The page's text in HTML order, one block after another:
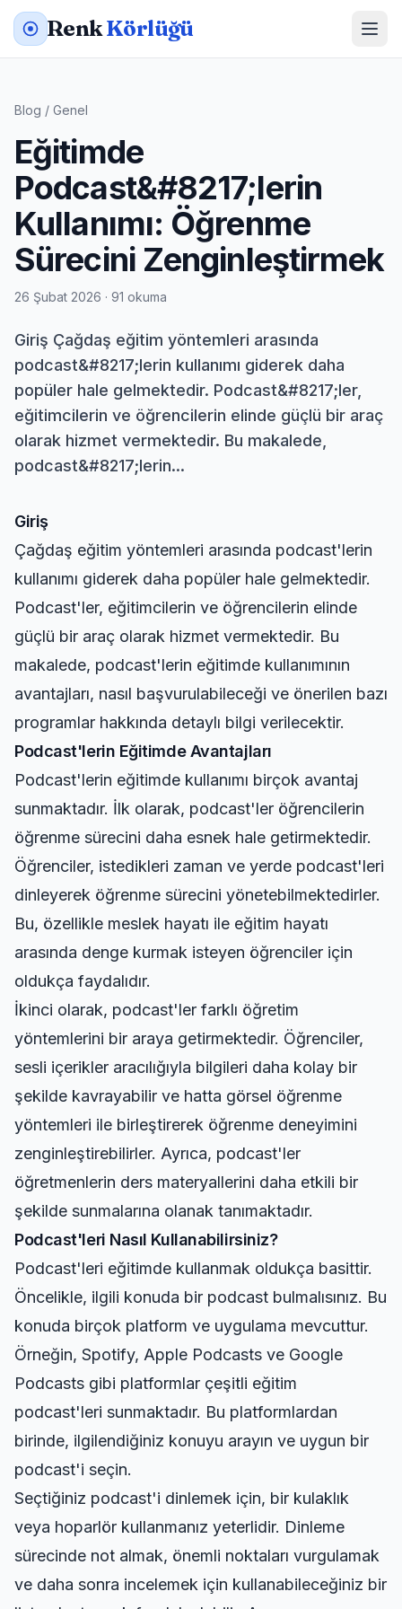
RenkKörlüğü
Blog / Genel
Eğitimde
Podcast&#8217;lerin
Kullanımı: Öğrenme
Sürecini Zenginleştirmek
26 Şubat 2026 · 91 okuma
Giriş Çağdaş eğitim yöntemleri arasında
podcast&#8217;lerin kullanımı giderek daha
popüler hale gelmektedir. Podcast&#8217;ler,
eğitimcilerin ve öğrencilerin elinde güçlü bir araç
olarak hizmet vermektedir. Bu makalede,
podcast&#8217;lerin...
Giriş
Çağdaş eğitim yöntemleri arasında podcast'lerin
kullanımı giderek daha popüler hale gelmektedir.
Podcast'ler, eğitimcilerin ve öğrencilerin elinde
güçlü bir araç olarak hizmet vermektedir. Bu
makalede, podcast'lerin eğitimde kullanımının
avantajları, nasıl başvurulabileceği ve önerilen bazı
programlar hakkında detaylı bilgi verilecektir.
Podcast'lerin Eğitimde Avantajları
Podcast'lerin eğitimde kullanımı birçok avantaj
sunmaktadır. İlk olarak, podcast'ler öğrencilerin
öğrenme sürecini daha esnek hale getirmektedir.
Öğrenciler, istedikleri zaman ve yerde podcast'leri
dinleyerek öğrenme sürecini yönetebilmektedirler.
Bu, özellikle meslek hayatı ile eğitim hayatı
arasında denge kurmak isteyen öğrenciler için
oldukça faydalıdır.
İkinci olarak, podcast'ler farklı öğretim
yöntemlerini bir araya getirmektedir. Öğrenciler,
sesli içerikler aracılığıyla bilgileri daha kolay bir
şekilde kavrayabilir ve hatta görsel öğrenme
yöntemleri ile birleştirerek öğrenme deneyimini
zenginleştirebilirler. Ayrıca, podcast'ler
öğretmenlerin ders materyallerini daha etkili bir
şekilde sunmalarına olanak tanımaktadır.
Podcast'leri Nasıl Kullanabilirsiniz?
Podcast'leri eğitimde kullanmak oldukça basittir.
Öncelikle, ilgili konuda bir podcast bulmalısınız. Bu
konuda birçok platform ve uygulama mevcuttur.
Örneğin, Spotify, Apple Podcasts ve Google
Podcasts gibi platformlar çeşitli eğitim
podcast'leri sunmaktadır. Bu platformlardan
birinde, ilgilendiğiniz konuyu arayın ve uygun bir
podcast'i seçin.
Seçtiğiniz podcast'i dinlemek için, bir kulaklık
veya hoparlör kullanmanız yeterlidir. Dinleme
sürecinde not almak, önemli noktaları vurgulamak
ve daha sonra incelemek için kullanabileceğiniz bir